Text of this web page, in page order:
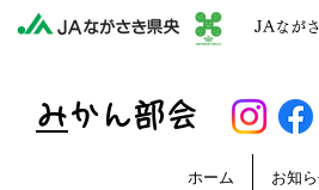
JAなが
​みかん部会
ホーム お知